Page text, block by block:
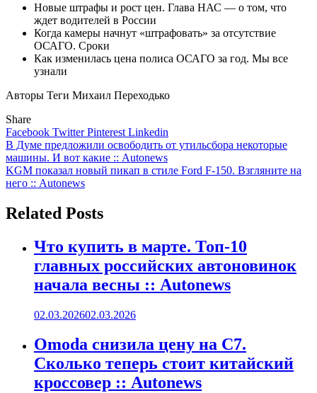
Новые штрафы и рост цен. Глава НАС — о том, что
ждет водителей в России
Когда камеры начнут «штрафовать» за отсутствие
ОСАГО. Сроки
Как изменилась цена полиса ОСАГО за год. Мы все
узнали
Авторы Теги Михаил Переходько
Share
Facebook TwitterPinterest Linkedin
Навигация
по
записям
В Думе предложили освободить от утильсбора некоторые
машины. И вот какие :: Autonews
KGM показал новый пикап в стиле Ford F-150. Взгляните на
него :: Autonews
Related Posts
Что купить в марте. Топ-10
главных российских автоновинок
начала весны :: Autonews
02.03.202602.03.2026
Omoda снизила цену на C7.
Сколько теперь стоит китайский
кроссовер :: Autonews